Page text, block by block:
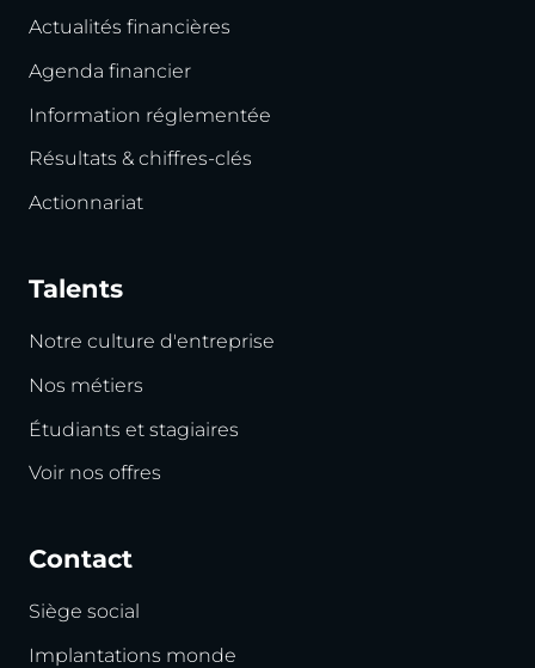
Actualités financières
Agenda financier
Information réglementée
Résultats & chiffres-clés
Actionnariat
Talents
Notre culture d'entreprise
Nos métiers
Étudiants et stagiaires
Voir nos offres
Contact
Siège social
Implantations monde